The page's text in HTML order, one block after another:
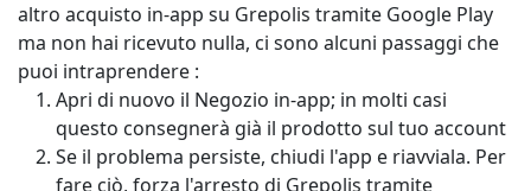
altro acquisto in-app su Grepolis tramite Google Play
ma non hai ricevuto nulla, ci sono alcuni passaggi che
puoi intraprendere :
Apri di nuovo il Negozio in-app; in molti casi
questo consegnerà già il prodotto sul tuo account
Se il problema persiste, chiudi l'app e riavviala. Per
fare ciò, forza l'arresto di Grepolis tramite